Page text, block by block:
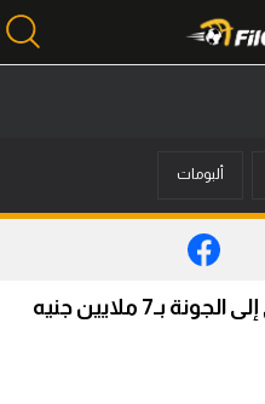
ألبومات
رسميا – العاشر.. أحمد حمدي إلى الجونة بـ7 ملايين جنيه